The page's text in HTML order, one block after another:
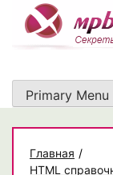
content
Primary Menu
Главная /
HTML